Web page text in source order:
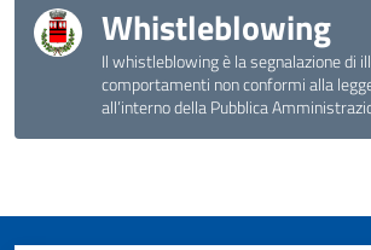
Whistleblowing
Il whistleblowing è la segnalazione di
comportamenti non conformi alla
all’interno della Pubblica